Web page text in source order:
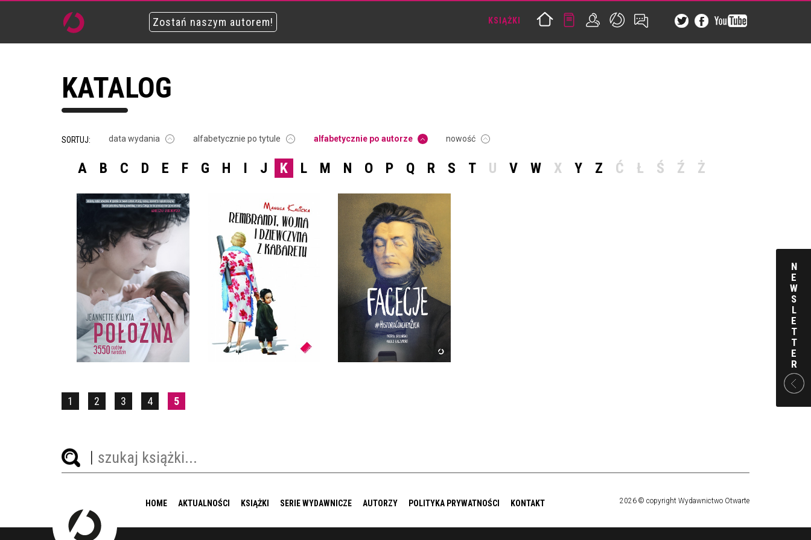
Zostań naszym autorem! KSIĄŻKI
KATALOG
SORTUJ: data wydania alfabetycznie po tytule alfabetycznie po autorze nowość
A B C D E F G H I J K L M N O P Q R S T U V W X Y Z Ć Ł Ś Ź Ż
POŁOŻNA
JEANNETTE KALYTA
OPRAWA TWARDA
39,90 ZŁ
REMBRANDT, WOJNA I
DZIEWCZYNA Z
KABARETU
MANULA KALICKA
OPRAWA MIĘKKA
32,90 ZŁ
FACECJE
PATRYK BRYLIŃSKI, MACIEJ
KACZYŃSKI
OPRAWA MIĘKKA
39,90 ZŁ
1 2 3 4 5
HOME AKTUALNOŚCI KSIĄŻKI SERIE WYDAWNICZE AUTORZY POLITYKA PRYWATNOŚCI KONTAKT 2026 © copyright Wydawnictwo Otwarte
N
E
W
S
L
E
T
T
E
R